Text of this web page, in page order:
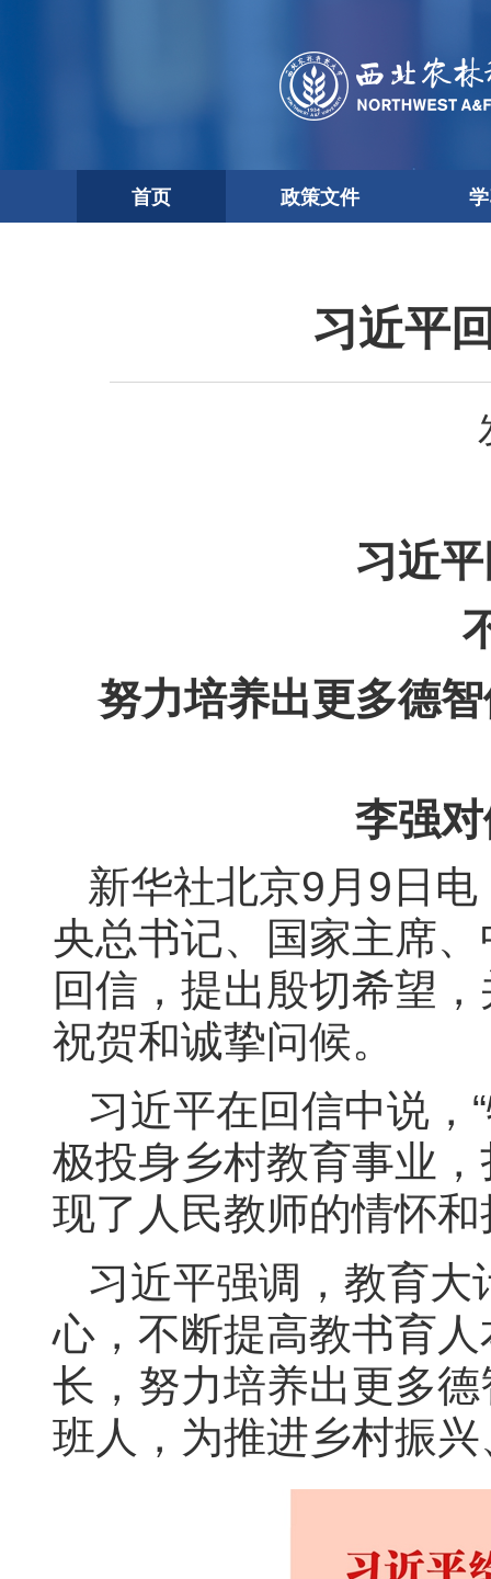
首页 政策文件
习近平
习近
努力培养出更多德
李强
新华社北京9月9日
央总书记、国家主席
回信，提出殷切希望
祝贺和诚挚问候。
习近平在回信中说，
极投身乡村教育事业
现了人民教师的情怀
习近平强调，教育
心，不断提高教书育
长，努力培养出更多
班人，为推进乡村振